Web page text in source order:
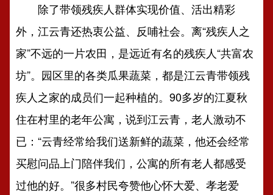
除了带领残疾人群体实现价值、活出精彩
外，江云青还热衷公益、反哺社会。离“残疾人之
家”不远的一片农田，是远近有名的残疾人“共富农
坊”。园区里的各类瓜果蔬菜，都是江云青带领残
疾人之家的成员们一起种植的。90多岁的江夏秋
住在村里的老年公寓，说到江云青，老人激动不
已：“云青经常给我们送新鲜的蔬菜，他还会经常
买慰问品上门陪伴我们，公寓的所有老人都感受
过他的好。”很多村民夸赞他心怀大爱、孝老爱